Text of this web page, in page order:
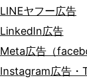
LINEヤフー広告
LinkedIn広告
Meta広告（
Instagram広告・